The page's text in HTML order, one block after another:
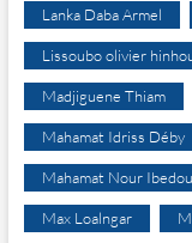
Lanka Daba Armel
Lissoubo olivier
Madjiguene Thiam
Mahamat Idriss Déby
Mahamat Nour Ibedou
Max Loalngar